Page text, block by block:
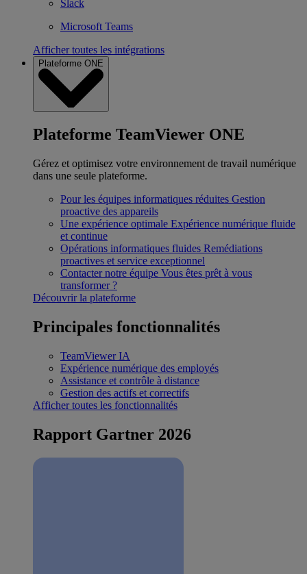
Slack
Microsoft Teams
Afficher toutes les intégrations
Plateforme ONE
Plateforme TeamViewer ONE
Gérez et optimisez votre environnement de travail numérique
dans une seule plateforme.
Pour les équipes informatiques réduites Gestion
proactive des appareils
Une expérience optimale Expérience numérique fluide
et continue
Opérations informatiques fluides Remédiations
proactives et service exceptionnel
Contacter notre équipe Vous êtes prêt à vous
transformer ?
Découvrir la plateforme
Principales fonctionnalités
TeamViewer IA
Expérience numérique des employés
Assistance et contrôle à distance
Gestion des actifs et correctifs
Afficher toutes les fonctionnalités
Rapport Gartner 2026